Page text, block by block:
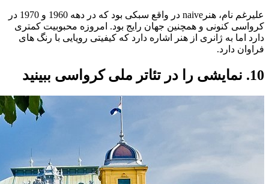
علیرغم نام، هنرnaive در واقع سبکی بود که در دهه 1960 و 1970 در
کرواسی کنونی و همچنین جهان رایج بود. امروزه محبوبیت کمتری
دارد اما به ژانری از هنر اشاره دارد که کیفیتی رویایی با رنگ های
فراوان دارد.
10. نمایشی را در تئاتر ملی کرواسی ببینید